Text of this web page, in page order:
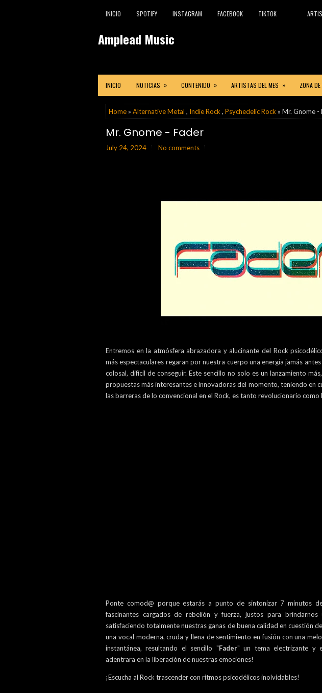
INICIO SPOTIFY INSTAGRAM FACEBOOK TIKTOK
Amplead Music
INICIO NOTICIAS » CONTENIDO » ARTISTAS DEL MES » ZONA
Home » Alternative Metal , Indie Rock , Psychedelic Rock » Mr. Gnome -
Mr. Gnome - Fader
July 24, 2024 No comments
Entremos en la atmósfera abrazadora y alucinante del Rock
más espectaculares regaran por nuestra cuerpo una energía jamás
colosal, difícil de conseguir. Este sencillo no solo es un lanzamiento
propuestas más interesantes e innovadoras del momento, teniendo en
las barreras de lo convencional en el Rock, es tanto revolucionario como
Ponte comod@ porque estarás a punto de sintonizar 7 minutos
fascinantes cargados de rebelión y fuerza, justos para brindarnos
satisfaciendo totalmente nuestras ganas de buena calidad en cuestión
una vocal moderna, cruda y llena de sentimiento en fusión con una
instantánea, resultando el sencillo "Fader" un tema electrizante y
adentrara en la liberación de nuestras emociones!
¡Escucha al Rock trascender con ritmos psicodélicos inolvidables!